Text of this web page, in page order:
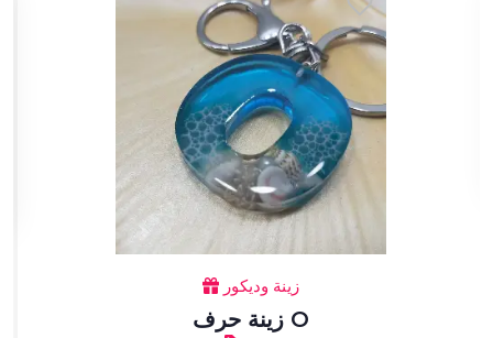
زينة وديكور
زينة حرف O